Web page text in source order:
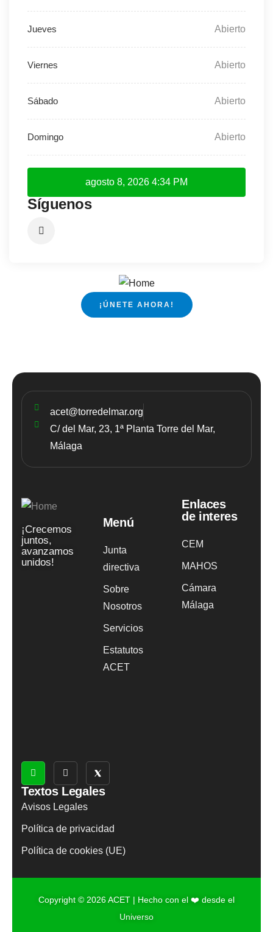
Abierto
Abierto
Abierto
Abierto
agosto 8, 2026 4:34 PM
Síguenos
¡ÚNETE AHORA!
acet@torredelmar.org
C/ del Mar, 23, 1ª Planta Torre del Mar,
Málaga
¡Crecemos
juntos,
avanzamos
unidos!
Menú
Junta
directiva
Sobre
Nosotros
Servicios
Estatutos
ACET
Enlaces
de interes
CEM
MAHOS
Cámara
Málaga
Textos Legales
Avisos Legales
Política de privacidad
Política de cookies (UE)
Copyright © 2026 ACET | Hecho con el ❤️ desde el
Universo